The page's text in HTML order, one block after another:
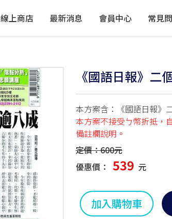
線上商店 最新消息 會員中心 常見
《國語日報》二
本方案含：《國語日報》
本方案不接受ㄅ幣折抵，
備註欄說明。
定價：600元
優惠價： 539 元
加入購物車